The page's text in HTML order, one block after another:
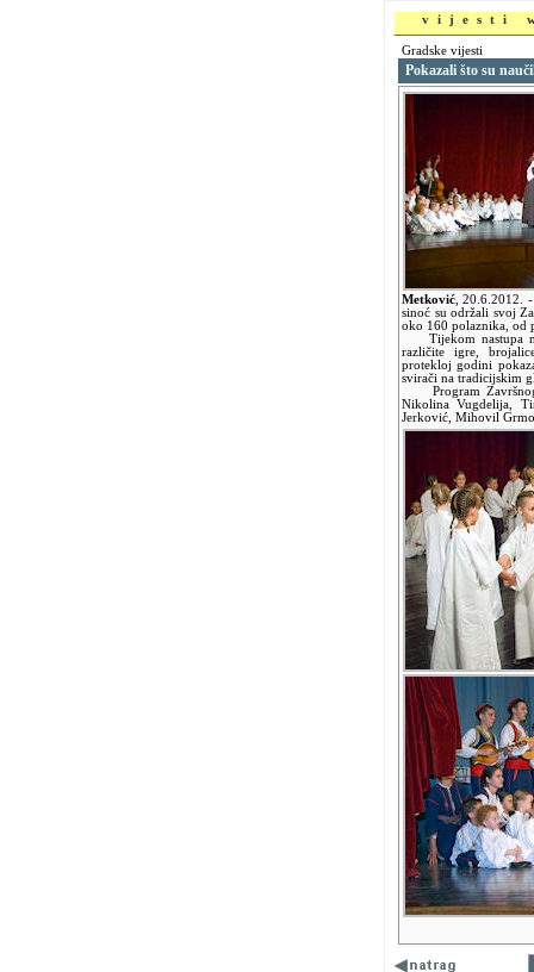
vijesti
Gradske vijesti
Pokazali što su
Metković ,20.6.2012.
sinoć su održali svoj
oko 160 polaznika, od
Tijekom nastupa
različite igre,
protekloj godini
svirači na tradicijskim
Program Završnog
Nikolina Vugdelija,
Jerković, Mihovil